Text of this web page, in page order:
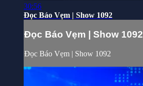
30:56
Đọc Báo Vẹm | Show 1092
Đọc Báo Vẹm | Show 1092
Đọc Báo Vẹm | Show 1092